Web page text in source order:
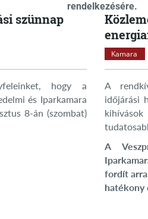
rendelkezésére.
szünnap
hogy a
és Iparkamara
8-án (szombat)
Kamara
A
időjárási
A
fordít
hatékony